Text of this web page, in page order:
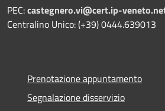
PEC:castegnero.vi@cert.ip-
Centralino Unico: (+39) 0444.639013
Prenotazione appuntamento
Segnalazione disservizio